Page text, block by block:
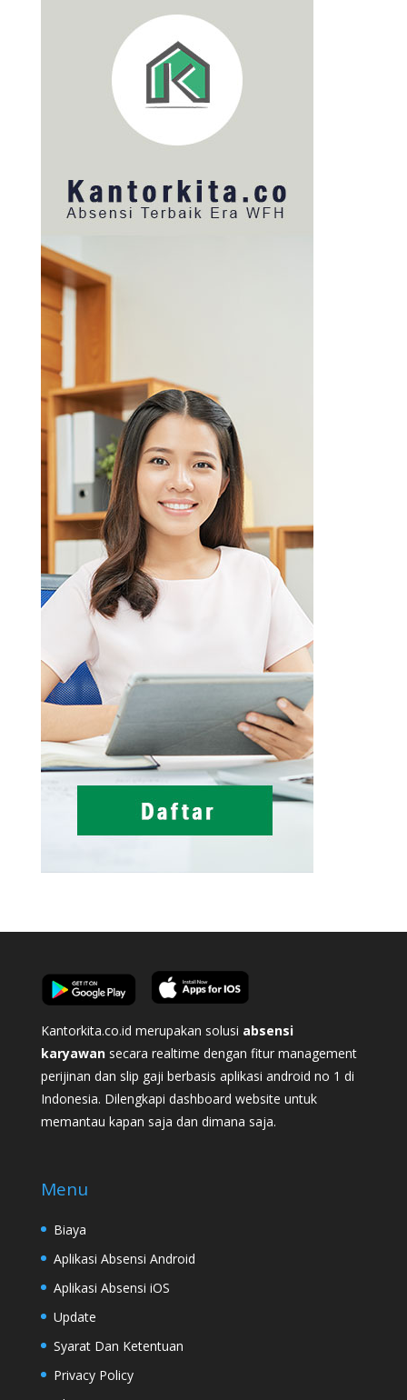
Kantorkita.co.id merupakan solusi absensi
karyawan secara realtime dengan fitur management
perijinan dan slip gaji berbasis aplikasi android no 1 di
Indonesia. Dilengkapi dashboard website untuk
memantau kapan saja dan dimana saja.
Menu
Biaya
Aplikasi Absensi Android
Aplikasi Absensi iOS
Update
Syarat Dan Ketentuan
Privacy Policy